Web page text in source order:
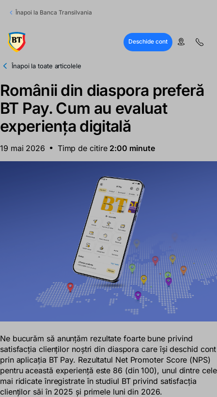
Înapoi la Banca Transilvania
Deschide cont
Înapoi la toate articolele
Românii din diaspora preferă
BT Pay. Cum au evaluat
experiența digitală
19 mai 2026 Timp de citire 2:00 minute
Ne bucurăm să anunțăm rezultate foarte bune privind
satisfacția clienților noștri din diaspora care își deschid cont
prin aplicația BT Pay. Rezultatul Net Promoter Score (NPS)
pentru această experiență este 86 (din 100), unul dintre cele
mai ridicate înregistrate în studiul BT privind satisfacția
clienților săi în 2025 și primele luni din 2026.